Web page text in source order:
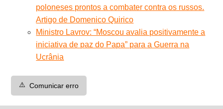
poloneses prontos a combater contra os russos.
Artigo de Domenico Quirico
Ministro Lavrov: “Moscou avalia positivamente a
iniciativa de paz do Papa” para a Guerra na
Ucrânia
⚠️ Comunicar erro